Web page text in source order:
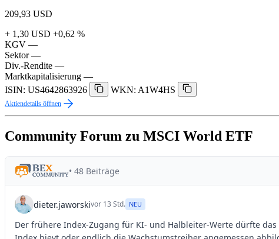
209,93 USD
+ 1,30 USD +0,62 %
KGV —
Sektor —
Div.-Rendite —
Marktkapitalisierung —
ISIN: US4642863926
WKN: A1W4HS
Aktiendetails öffnen
Community Forum zu MSCI World ETF